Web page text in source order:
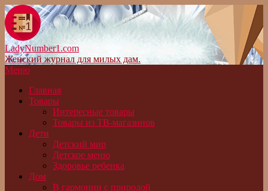
LadyNumber1.com
Женский журнал для милых дам.
Меню
Главная
Товары
Интересные товары
Товары из ТВ-магазинов
Дети
Детский мир
Детское меню
Здоровье ребенка
Дом
В гармонии с природой